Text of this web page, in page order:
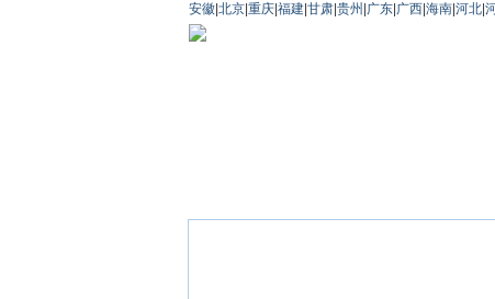
安徽 北京 重庆 福建 甘肃 贵州 广东 广西 海南 河北